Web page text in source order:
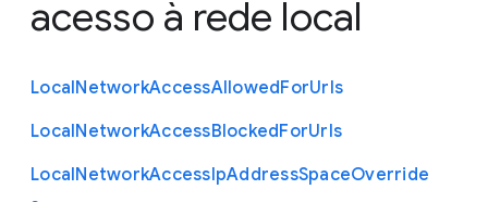
acesso à rede local
LocalNetworkAccessAllowedForUrls
LocalNetworkAccessBlockedForUrls
LocalNetworkAccessIpAddressSpaceOverride